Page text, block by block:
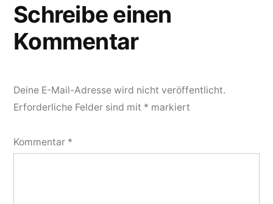
Schreibe einen
Kommentar
Deine E-Mail-Adresse wird nicht veröffentlicht.
Erforderliche Felder sind mit * markiert
Kommentar *